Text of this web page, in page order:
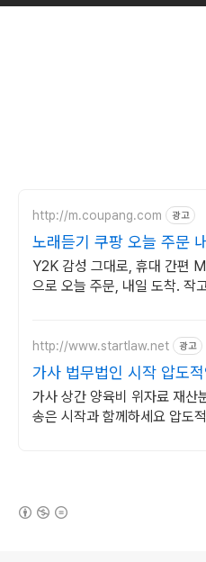
http://m.coupang.com 광고
노래듣기 쿠팡 오늘 주문
Y2K 감성 그대로, 휴대 간편
으로 오늘 주문, 내일 도착. 작
http://www.startlaw.net 광고
가사 법무법인 시작 압도적
승소사례
가사 상간 양육비 위자료 재산
송은 시작과 함께하세요 압도